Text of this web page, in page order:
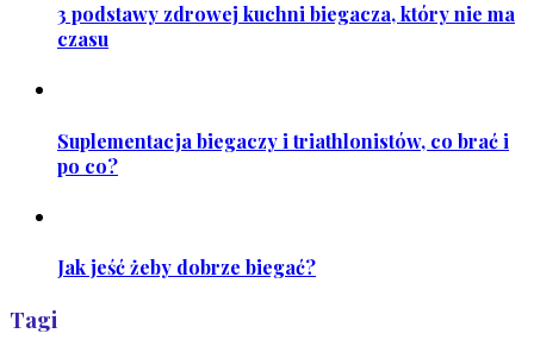
3 podstawy zdrowej kuchni biegacza, który nie ma
czasu
Suplementacja biegaczy i triathlonistów, co brać i
po co?
Jak jeść żeby dobrze biegać?
Tagi